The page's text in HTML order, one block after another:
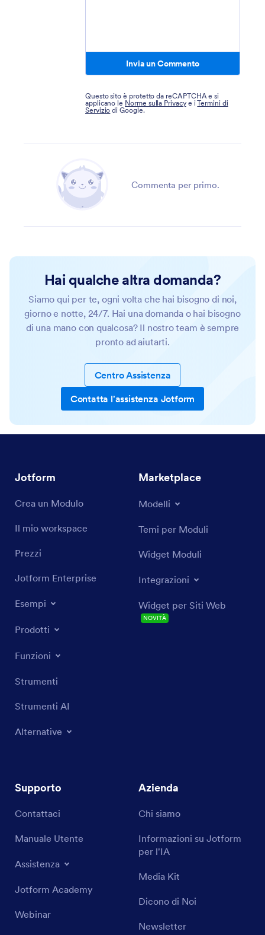
Invia un Commento
Questo sito è protetto da reCAPTCHA e si
applicano le Norme sulla Privacye iTermini di
Servizio di Google.
Commenta per primo.
Hai qualche altra domanda?
Siamo qui per te, ogni volta che hai bisogno di noi,
giorno e notte, 24/7. Hai una domanda o hai bisogno
di una mano con qualcosa? Il nostro team è sempre
pronto ad aiutarti.
Centro Assistenza
Contatta l'assistenza Jotform
Jotform
Crea un Modulo
Il mio workspace
Prezzi
Jotform Enterprise
Esempi
Prodotti
Funzioni
Strumenti
Strumenti AI
Alternative
Marketplace
Modelli
Temi per Moduli
Widget Moduli
Integrazioni
Widget per Siti Web
NOVITÀ
Supporto
Contattaci
Manuale Utente
Assistenza
Jotform Academy
Webinar
Azienda
Chi siamo
Informazioni su Jotform
per l'IA
Media Kit
Dicono di Noi
Newsletter